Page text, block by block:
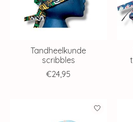
Tandheelkunde
scribbles
€24,95